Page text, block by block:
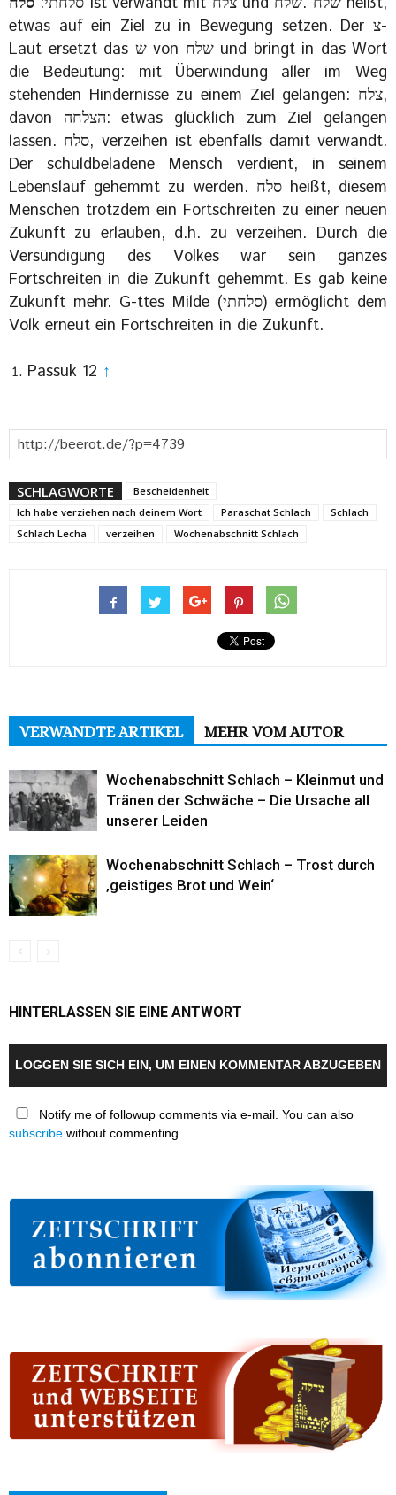
etwas auf ein Ziel zu in Bewegung setzen. Der צ-
Laut ersetzt das ש von שלח und bringt in das Wort
die Bedeutung: mit Überwindung aller im Weg
stehenden Hindernisse zu einem Ziel gelangen: צלח,
davon הצלחה: etwas glücklich zum Ziel gelangen
lassen. סלח, verzeihen ist ebenfalls damit verwandt.
Der schuldbeladene Mensch verdient, in seinem
Lebenslauf gehemmt zu werden. סלח heißt, diesem
Menschen trotzdem ein Fortschreiten zu einer neuen
Zukunft zu erlauben, d.h. zu verzeihen. Durch die
Versündigung des Volkes war sein ganzes
Fortschreiten in die Zukunft gehemmt. Es gab keine
Zukunft mehr. G-ttes Milde (סלחתי) ermöglicht dem
Volk erneut ein Fortschreiten in die Zukunft.
Passuk 12 ↑
SCHLAGWORTE
Bescheidenheit
Ich habe verziehen nach deinem Wort
Paraschat Schlach
Schlach
Schlach Lecha
verzeihen Wochenabschnitt Schlach
VERWANDTE ARTIKEL MEHR VOM AUTOR
Wochenabschnitt Schlach – Kleinmut und
Tränen der Schwäche – Die Ursache all
unserer Leiden
Wochenabschnitt Schlach – Trost durch
‚geistiges Brot und Wein‘
HINTERLASSEN SIE EINE ANTWORT
LOGGEN SIE SICH EIN, UM EINEN KOMMENTAR ABZUGEBEN
Notify me of followup comments via e-mail. You can also
subscribe without commenting.